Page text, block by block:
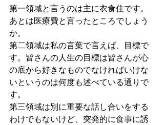
第一領域と言うのは主に衣食住です。
あとは医療費と言ったところでしょう
か。
第二領域は私の言葉で言えば、目標で
す。皆さんの人生の目標は皆さんが心
の底から好きなものでなければいけな
いというのは何度も述べている通りで
す。
第三領域は別に重要な話し合いをする
わけでもないけど、突発的に食事に誘